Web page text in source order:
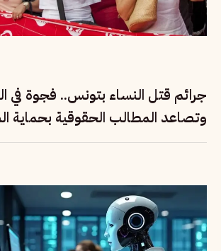
جرائم قتل النساء بتونس.. فجوة في
وتصاعد المطالب الحقوقية بحماية